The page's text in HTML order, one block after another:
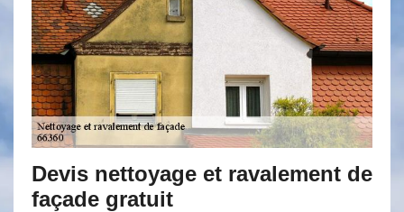
nettoyage et ravalement de
gratuit
Le